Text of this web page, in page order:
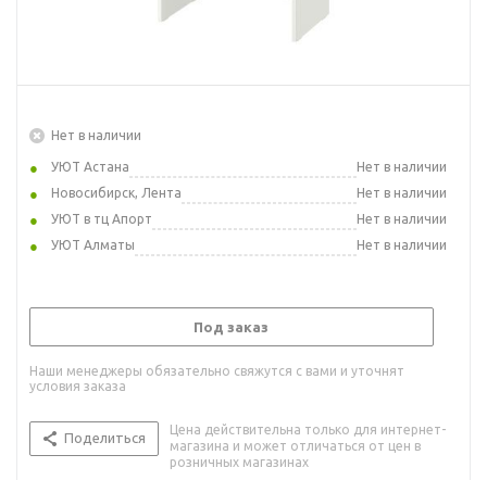
Нет в наличии
УЮТ Астана
Нет в наличии
Новосибирск, Лента
Нет в наличии
УЮТ в тц Апорт
Нет в наличии
УЮТ Алматы
Нет в наличии
Под заказ
Наши менеджеры обязательно свяжутся с вами и уточнят
условия заказа
Поделиться
Цена действительна только для интернет-
магазина и может отличаться от цен в
розничных магазинах